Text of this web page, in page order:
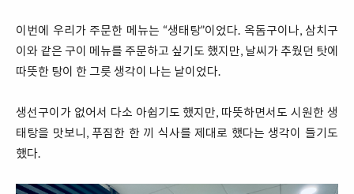
이번에 우리가 주문한 메뉴는 “생태탕”이었다. 옥돔구이나, 삼치구
이와 같은 구이 메뉴를 주문하고 싶기도 했지만, 날씨가 추웠던 탓에
따뜻한 탕이 한 그릇 생각이 나는 날이었다.
생선구이가 없어서 다소 아쉽기도 했지만, 따뜻하면서도 시원한 생
태탕을 맛보니, 푸짐한 한 끼 식사를 제대로 했다는 생각이 들기도
했다.